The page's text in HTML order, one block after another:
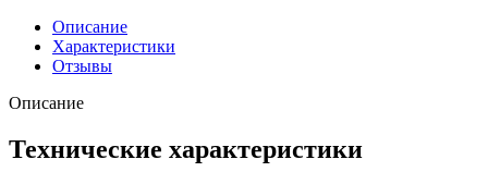
Описание
Характеристики
Отзывы
Описание
Технические характеристики